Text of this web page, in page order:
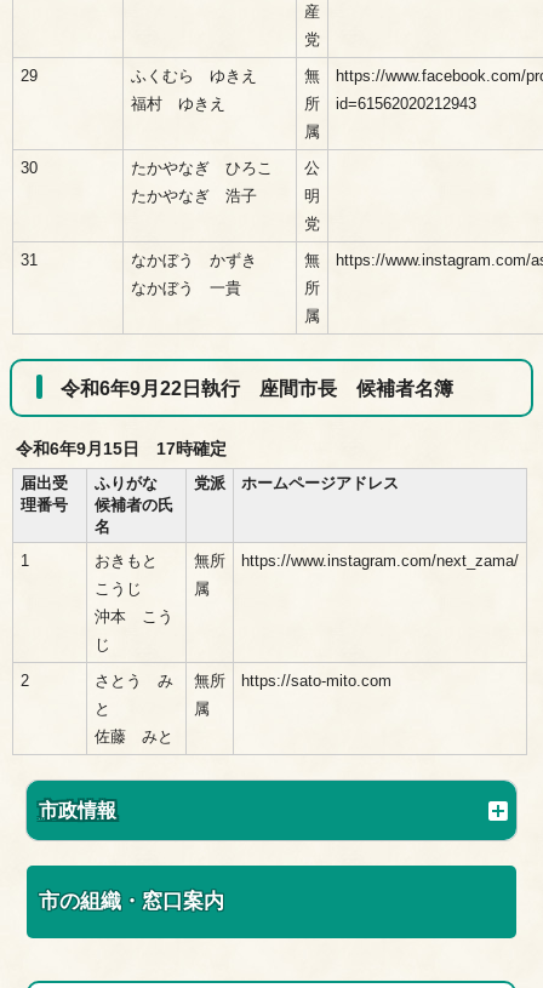
産
党
29
ふくむら ゆきえ
福村 ゆきえ
無
所
属
https://www.facebook.com/
id=61562020212943
30
たかやなぎ ひろこ
たかやなぎ 浩子
公
明
党
31
なかぼう かずき
なかぼう 一貴
無
所
属
https://www.instagram.com/
令和6年9月22日執行 座間市長 候補者名簿
令和6年9月15日 17時確定
届出受
理番号
ふりがな
候補者の氏
名
党派 ホームページアドレス
1
おきもと
こうじ
沖本 こう
じ
無所
属
https://www.instagram.com/next_zama/
2
さとう み
と
佐藤 みと
無所
属
https://sato-mito.com
市政情報
市の組織・窓口案内